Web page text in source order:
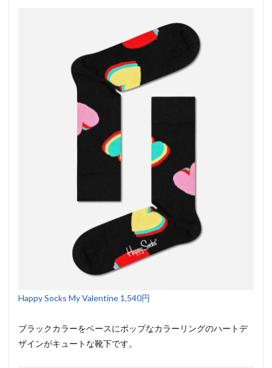
Happy Socks My Valentine 1,540円
ブラックカラーをベースにポップなカラーリングのハートデ
ザインがキュートな靴下です。